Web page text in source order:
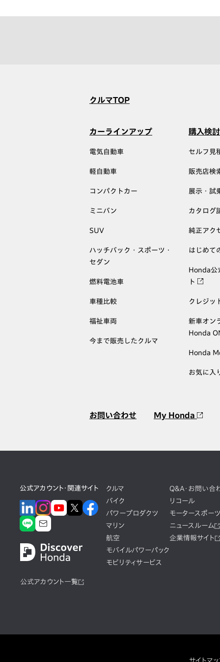
クルマTOP
カーラインアップ
電気自動車
軽自動車
コンパクトカー
ミニバン
SUV
ハッチバック・スポーツ・
セダン
燃料電池車
車種比較
福祉車両
今まで販売したクルマ
購入検
セルフ見
販売店検
展示・試
カタログ
純正アク
はじめて
Honda公
ト
クレジッ
新車オン
Honda
Honda
お気に入
お問い合わせ My Honda
公式アカウント・関連サイト
公式アカウント一覧
クルマ
バイク
パワープロダクツ
マリン
航空
モバイルパワーパック
モビリティサービス
Q&A・お問い合
リコール
モータースポーツ
ニュースルーム
企業情報サイト
サイトマ